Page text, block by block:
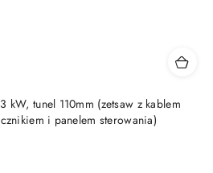
kW, tunel 110mm (zetsaw z kablem
i panelem sterowania)